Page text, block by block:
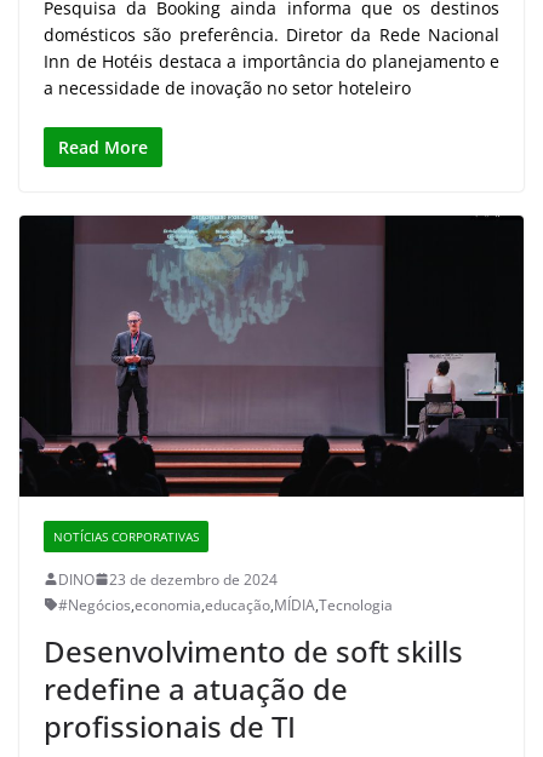
Pesquisa da Booking ainda informa que os destinos
domésticos são preferência. Diretor da Rede Nacional
Inn de Hotéis destaca a importância do planejamento e
a necessidade de inovação no setor hoteleiro
Read More
NOTÍCIAS CORPORATIVAS
DINO
23 de dezembro de 2024
#Negócios,economia,educação,MÍDIA,Tecnologia
Desenvolvimento de soft skills
redefine a atuação de
profissionais de TI